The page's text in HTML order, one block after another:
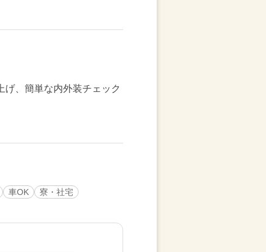
、簡単な内外装チェック
車OK 寮・社宅